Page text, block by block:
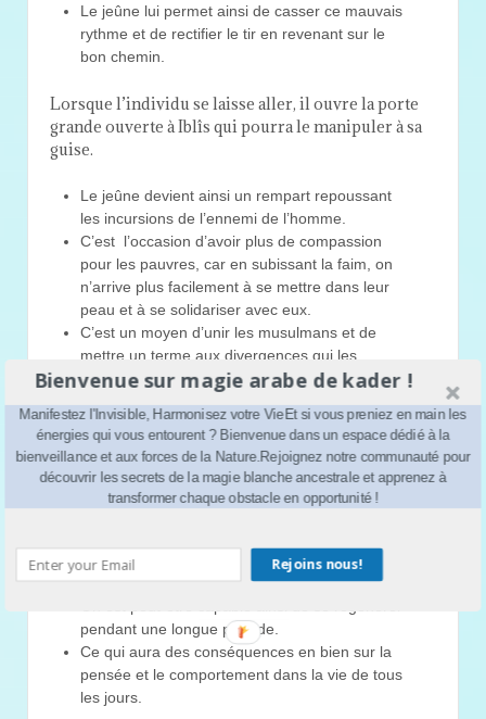
Le jeûne lui permet ainsi de casser ce mauvais
rythme et de rectifier le tir en revenant sur le
bon chemin.
Lorsque l’individu se laisse aller, il ouvre la porte
grande ouverte à Iblîs qui pourra le manipuler à sa
guise.
Le jeûne devient ainsi un rempart repoussant
les incursions de l’ennemi de l’homme.
C’est l’occasion d’avoir plus de compassion
pour les pauvres, car en subissant la faim, on
n’arrive plus facilement à se mettre dans leur
peau et à se solidariser avec eux.
C’est un moyen d’unir les musulmans et de
mettre un terme aux divergences qui les
déchirent.
Il n’y a pas de différence entre les riches et les
pauvres, les gouverneurs et leurs sujets, les
hommes et les femmes.
C’est donc un bon moyen de consolider les liens
entre eux.
Il permet de mieux se concentrer sur l’adoration
et d’évacuer l’esprit.
pendant une longue période.
Ce qui aura des conséquences en bien sur la
pensée et le comportement dans la vie de tous
les jours.
Bienvenue sur magie arabe de kader !
Manifestez l'Invisible, Harmonisez votre VieEt si vous preniez en main les
énergies qui vous entourent ? Bienvenue dans un espace dédié à la
bienveillance et aux forces de la Nature.Rejoignez notre communauté pour
découvrir les secrets de la magie blanche ancestrale et apprenez à
transformer chaque obstacle en opportunité !
Rejoins nous!